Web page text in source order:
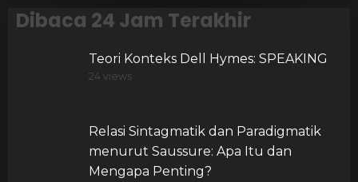
Dibaca 24 Jam Terakhir
Teori Konteks Dell Hymes: SPEAKING
24 views
Relasi Sintagmatik dan Paradigmatik
menurut Saussure: Apa Itu dan
Mengapa Penting?